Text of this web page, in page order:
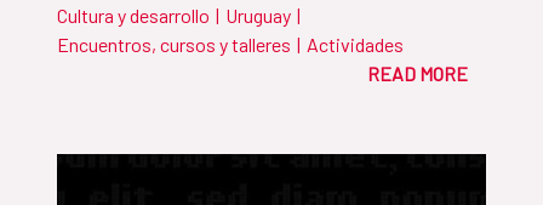
Cultura y desarrollo | Uruguay |
Encuentros, cursos y talleres | Actividades
READ MORE